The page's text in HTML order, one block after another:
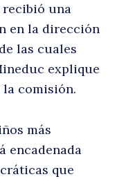
recibió una
en la dirección
las cuales
explique
comisión.
más
encadenada
que